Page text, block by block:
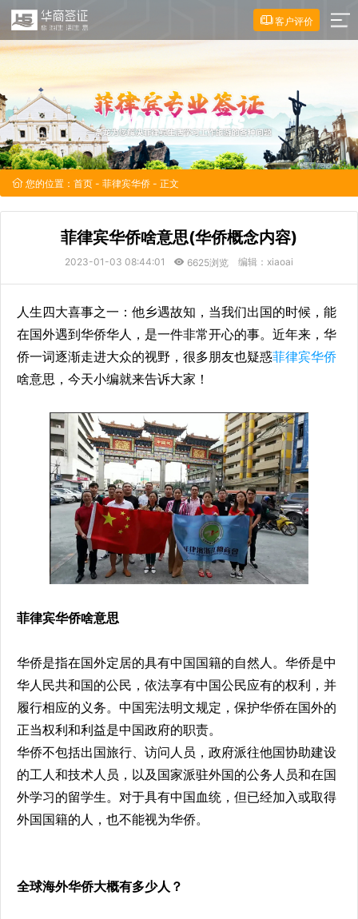
客户评价
您的位置： 首页 - 菲律宾华侨 - 正文
菲律宾华侨啥意思(华侨概念内容)
2023-01-03 08:44:01 6625浏览 编辑：xiaoai
人生四大喜事之一：他乡遇故知，当我们出国的时候，能
在国外遇到华侨华人，是一件非常开心的事。近年来，华
侨一词逐渐走进大众的视野，很多朋友也疑惑菲律宾华侨
啥意思，今天小编就来告诉大家！
菲律宾华侨啥意思
华侨是指在国外定居的具有中国国籍的自然人。华侨是中
华人民共和国的公民，依法享有中国公民应有的权利，并
履行相应的义务。中国宪法明文规定，保护华侨在国外的
正当权利和利益是中国政府的职责。
华侨不包括出国旅行、访问人员，政府派往他国协助建设
的工人和技术人员，以及国家派驻外国的公务人员和在国
外学习的留学生。对于具有中国血统，但已经加入或取得
外国国籍的人，也不能视为华侨。
全球海外华侨大概有多少人？